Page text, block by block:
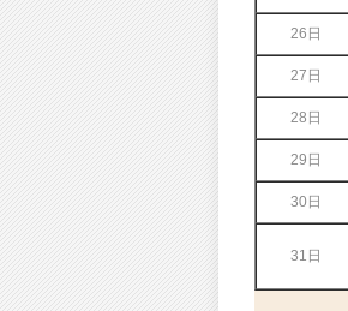
26日
27日
28日
29日
30日
31日